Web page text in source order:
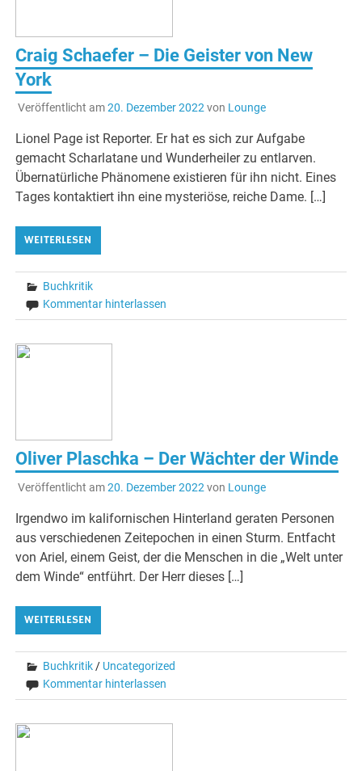
Craig Schaefer – Die Geister von New
York
Veröffentlicht am20. Dezember 2022von Lounge
Lionel Page ist Reporter. Er hat es sich zur Aufgabe
gemacht Scharlatane und Wunderheiler zu entlarven.
Übernatürliche Phänomene existieren für ihn nicht. Eines
Tages kontaktiert ihn eine mysteriöse, reiche Dame. […]
WEITERLESEN
Buchkritik
Kommentar hinterlassen
Oliver Plaschka – Der Wächter der Winde
Veröffentlicht am20. Dezember 2022 von Lounge
Irgendwo im kalifornischen Hinterland geraten Personen
aus verschiedenen Zeitepochen in einen Sturm. Entfacht
von Ariel, einem Geist, der die Menschen in die „Welt unter
dem Winde“ entführt. Der Herr dieses […]
WEITERLESEN
Buchkritik / Uncategorized
Kommentar hinterlassen